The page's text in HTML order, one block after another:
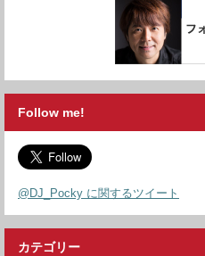
Follow me!
@DJ_Pocky に関するツイート
カテゴリー